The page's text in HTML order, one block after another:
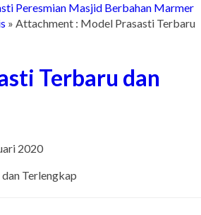
Peresmian Masjid Berbahan Marmer
» Attachment : Model Prasasti Terbaru
Terbaru dan
2020
Terlengkap